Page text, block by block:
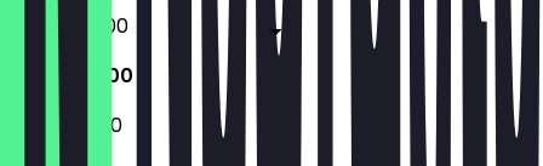
08:00 - 18:00
10:00 - 18:00
10:00 - 18:00